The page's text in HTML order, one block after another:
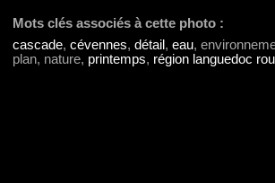
Mots clés associés à cette photo :
cascade, cévennes, détail , eau,
plan, nature, printemps, région languedoc